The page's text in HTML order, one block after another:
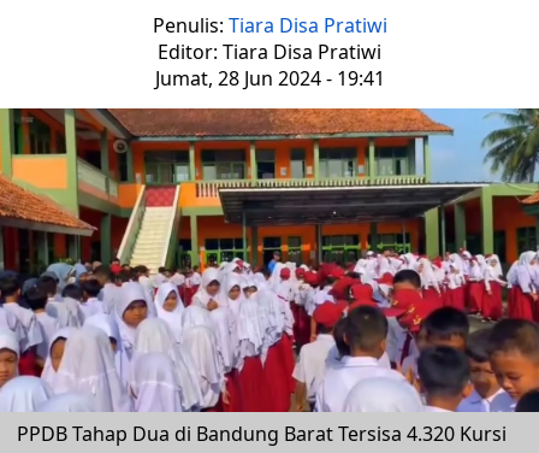
Penulis: Tiara Disa Pratiwi
Editor: Tiara Disa Pratiwi
Jumat, 28 Jun 2024 - 19:41
PPDB Tahap Dua di Bandung Barat Tersisa 4.320 Kursi